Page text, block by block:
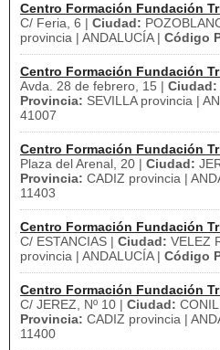
Centro Formación Fundación
C/ Feria, 6 | Ciudad:
provincia | ANDALUCÍA | Código
Centro Formación Fundación
Avda. 28 de febrero, 15 | Ciudad:
Provincia: SEVILLA provincia |
41007
Centro Formación Fundación
Plaza del Arenal, 20 | Ciudad:
Provincia: CADIZ provincia |
11403
Centro Formación Fundación
C/ ESTANCIAS | Ciudad: VELEZ
provincia | ANDALUCÍA | Código
Centro Formación Fundación
C/ JEREZ, Nº 10 | Ciudad:
Provincia: CADIZ provincia |
11400